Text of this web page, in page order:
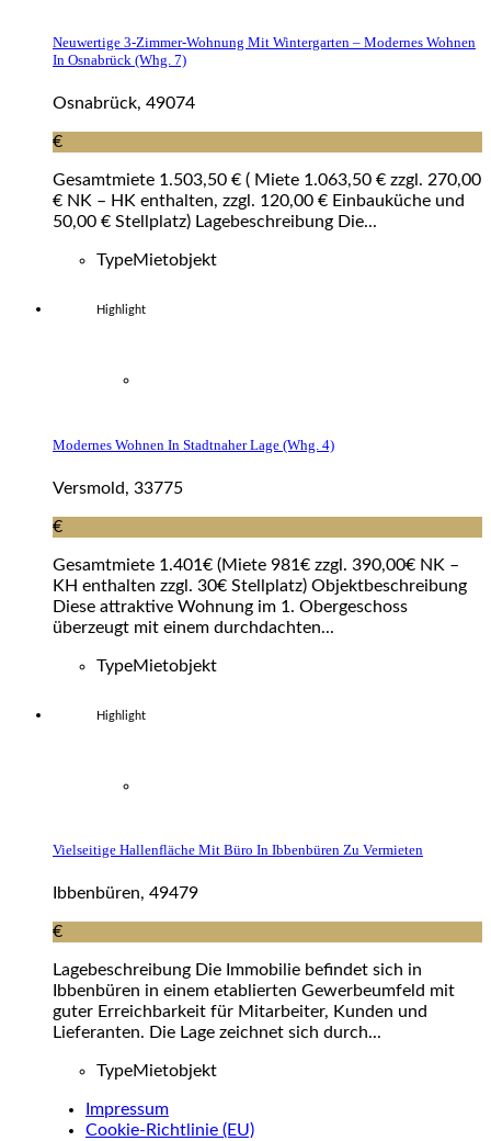
Neuwertige 3-Zimmer-Wohnung Mit Wintergarten – Modernes Wohnen
In Osnabrück (whg. 7)
Osnabrück, 49074
€
Gesamtmiete 1.503,50 € ( Miete 1.063,50 € zzgl. 270,00
€ NK – HK enthalten, zzgl. 120,00 € Einbauküche und
50,00 € Stellplatz) Lagebeschreibung Die...
TypeMietobjekt
Highlight
Modernes Wohnen In Stadtnaher Lage (whg. 4)
Versmold, 33775
€
Gesamtmiete 1.401€ (Miete 981€ zzgl. 390,00€ NK –
KH enthalten zzgl. 30€ Stellplatz) Objektbeschreibung
Diese attraktive Wohnung im 1. Obergeschoss
überzeugt mit einem durchdachten...
TypeMietobjekt
Highlight
Vielseitige Hallenfläche Mit Büro In Ibbenbüren Zu Vermieten
Ibbenbüren, 49479
€
Lagebeschreibung Die Immobilie befindet sich in
Ibbenbüren in einem etablierten Gewerbeumfeld mit
guter Erreichbarkeit für Mitarbeiter, Kunden und
Lieferanten. Die Lage zeichnet sich durch...
TypeMietobjekt
Impressum
Cookie-Richtlinie (EU)